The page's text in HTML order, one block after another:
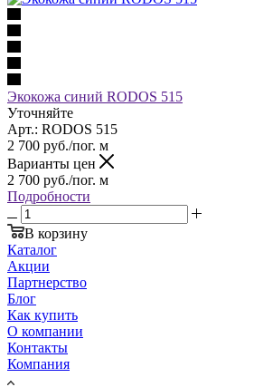
Экокожа синий RODOS 515
Уточняйте
Арт.: RODOS 515
2 700 руб./пог. м
Варианты цен
2 700 руб./пог. м
Подробности
В корзину
Каталог
Акции
Партнерство
Блог
Как купить
О компании
Контакты
Компания